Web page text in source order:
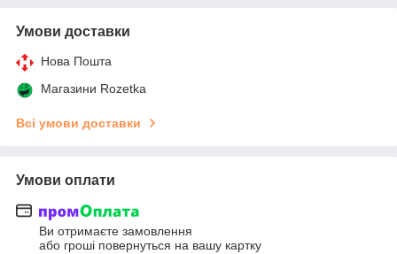
Умови доставки
Нова Пошта
Магазини Rozetka
Всі умови доставки
Умови оплати
Ви отримаєте замовлення
або гроші повернуться на вашу картку